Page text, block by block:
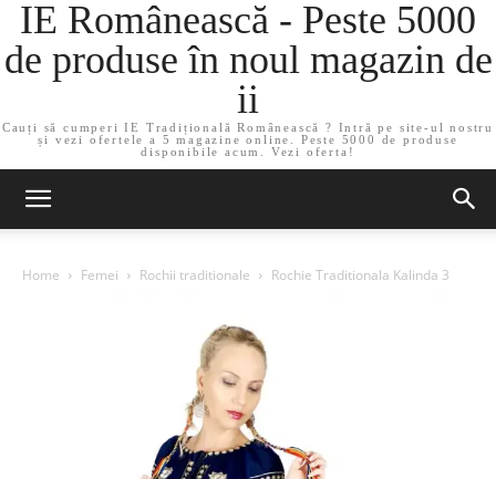
IE Românească - Peste 5000
de produse în noul magazin de
ii
Cauți să cumperi IE Tradițională Românească ? Intră pe site-ul nostru
și vezi ofertele a 5 magazine online. Peste 5000 de produse
disponibile acum. Vezi oferta!
Home Femei Rochii traditionale Rochie Traditionala Kalinda 3